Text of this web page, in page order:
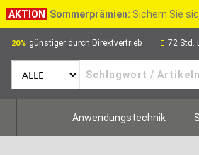
AKTION Sommerprämien: Sichern Sie
20% günstiger durch Direktvertrieb 72 Std.
Anwendungstechnik